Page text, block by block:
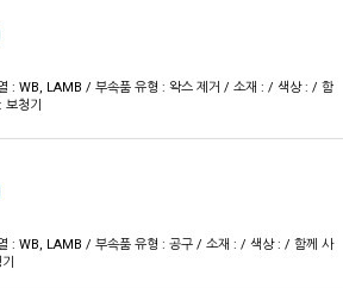
: WB, LAMB / 부속품 유형 : 왁스 제거 / 소재 : / 색상 : / 함
청기
: WB, LAMB / 부속품 유형 : 공구 / 소재 : / 색상 : / 함께 사